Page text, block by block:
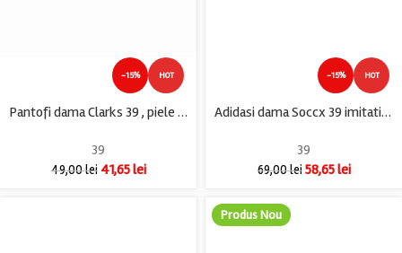
-15% HOT
Pantofi dama Clarks 39 , piele , maro
39
49,00lei 41,65lei
-15% HOT
Adidasi dama Soccx 39 imitatie de piele , material textil , crem
39
69,00lei 58,65lei
Produs Nou